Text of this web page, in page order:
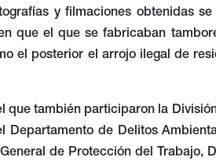
y filmaciones obtenidas
que el que se fabricaban
el posterior el arrojo ilegal de
que también participaron la
Departamento de Delitos
de Protección del Trabajo,